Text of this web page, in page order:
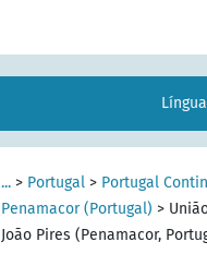
... > Portugal > Portugal
Penamacor (Portugal) >
João Pires (Penamacor,